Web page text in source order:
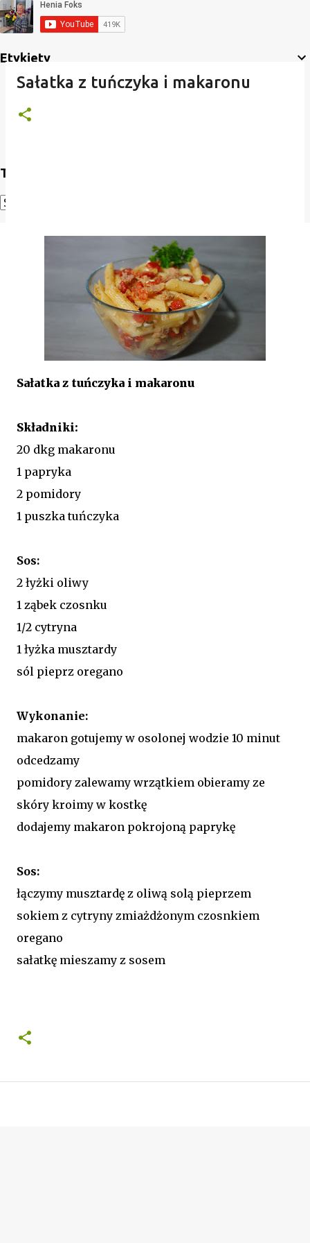
Etykiety
Translate
Sałatka z tuńczyka i makaronu
Sałatka z tuńczyka i makaronu
Składniki:
20 dkg makaronu
1 papryka
2 pomidory
1 puszka tuńczyka
Sos:
2 łyżki oliwy
1 ząbek czosnku
1/2 cytryna
1 łyżka musztardy
sól pieprz oregano
Wykonanie:
makaron gotujemy w osolonej wodzie 10 minut
odcedzamy
pomidory zalewamy wrzątkiem obieramy ze
skóry kroimy w kostkę
dodajemy makaron pokrojoną paprykę
Sos:
łączymy musztardę z oliwą solą pieprzem
sokiem z cytryny zmiażdżonym czosnkiem
oregano
sałatkę mieszamy z sosem